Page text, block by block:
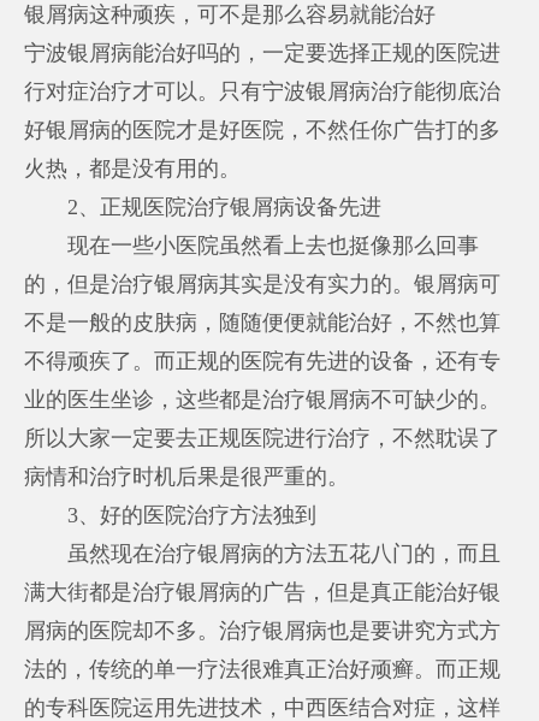
银屑病这种顽疾，可不是那么容易就能治好
宁波银屑病能治好吗的，一定要选择正规的医院进
行对症治疗才可以。只有宁波银屑病治疗能彻底治
好银屑病的医院才是好医院，不然任你广告打的多
火热，都是没有用的。
2、正规医院治疗银屑病设备先进
现在一些小医院虽然看上去也挺像那么回事
的，但是治疗银屑病其实是没有实力的。银屑病可
不是一般的皮肤病，随随便便就能治好，不然也算
不得顽疾了。而正规的医院有先进的设备，还有专
业的医生坐诊，这些都是治疗银屑病不可缺少的。
所以大家一定要去正规医院进行治疗，不然耽误了
病情和治疗时机后果是很严重的。
3、好的医院治疗方法独到
虽然现在治疗银屑病的方法五花八门的，而且
满大街都是治疗银屑病的广告，但是真正能治好银
屑病的医院却不多。治疗银屑病也是要讲究方式方
法的，传统的单一疗法很难真正治好顽癣。而正规
的专科医院运用先进技术，中西医结合对症，这样